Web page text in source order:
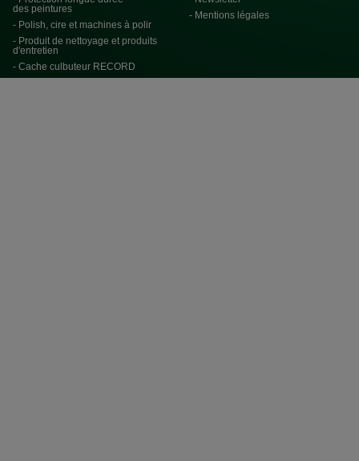
des peintures
- Polish, cire et machines à polir
- Produit de nettoyage et produits
d'entretien
- Cache culbuteur RECORD
- Mentions légales